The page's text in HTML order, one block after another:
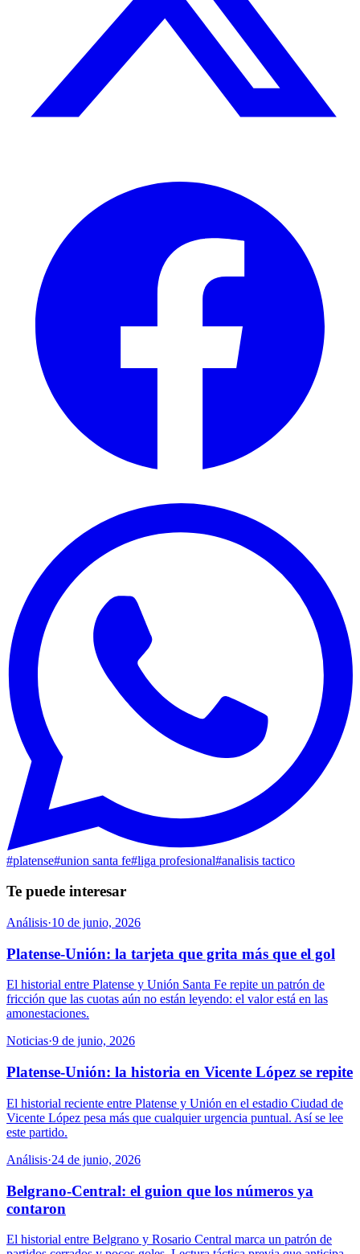
#platense#union santa fe#liga profesional#analisis tactico
Te puede interesar
Análisis·10 de junio, 2026
Platense-Unión: la tarjeta que grita más que el gol
El historial entre Platense y Unión Santa Fe repite un patrón de
fricción que las cuotas aún no están leyendo: el valor está en las
amonestaciones.
Noticias·9 de junio, 2026
Platense-Unión: la historia en Vicente López se repite
El historial reciente entre Platense y Unión en el estadio Ciudad de
Vicente López pesa más que cualquier urgencia puntual. Así se lee
este partido.
Análisis·24 de junio, 2026
Belgrano-Central: el guion que los números ya
contaron
El historial entre Belgrano y Rosario Central marca un patrón de